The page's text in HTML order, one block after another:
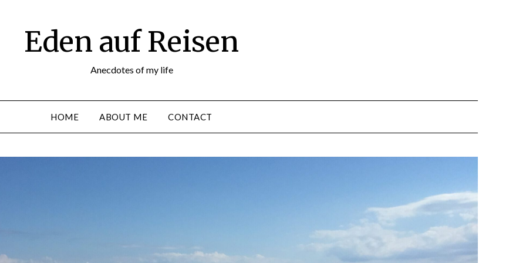
Eden auf Reisen
Anecdotes of my life
HOME ABOUT ME CONTACT